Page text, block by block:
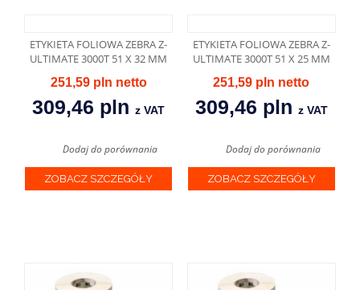
ETYKIETA FOLIOWA ZEBRA Z-
ULTIMATE 3000T 51 X 32 MM
251,59 pln
309,46 plnz VAT
Dodaj do porównania
ZOBACZ SZCZEGÓŁY
ETYKIETA FOLIOWA ZEBRA Z-
ULTIMATE 3000T 51 X 25 MM
251,59 pln
309,46 pln z VAT
Dodaj do porównania
ZOBACZ SZCZEGÓŁY